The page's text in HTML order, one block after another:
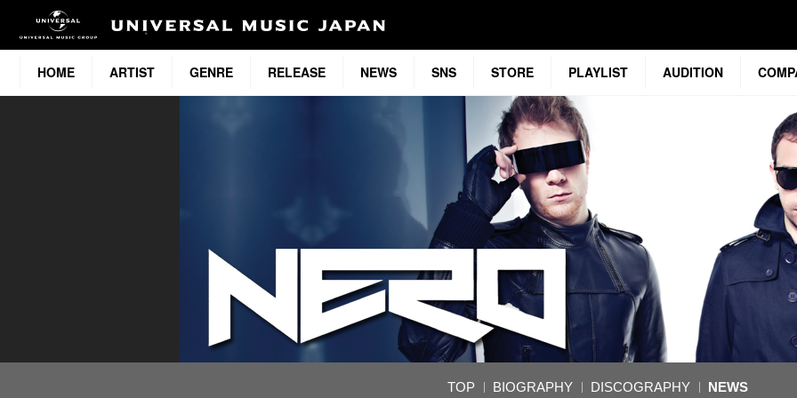
HOME ARTIST GENRE RELEASE NEWS SNS STORE PLAYLIST AUDITION
TOP BIOGRAPHY DISCOGRAPHY NEWS